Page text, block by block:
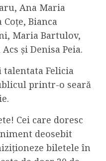
Ana Maria
Bianca
Maria Bartulov,
și Denisa Peia.
Felicia
printr-o seară
Cei care doresc
deosebit
biletele în